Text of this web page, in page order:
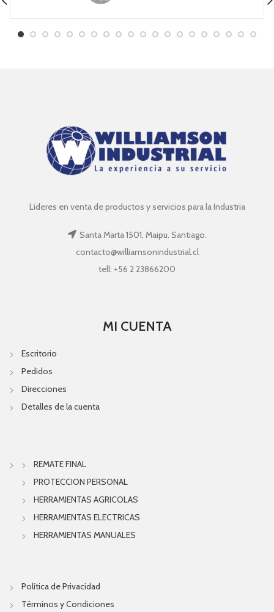
Líderes en venta de productos y servicios para la Industria
Santa Marta 1501, Maipu. Santiago.
contacto@williamsonindustrial.cl
tell: +56 2 23866200
MI CUENTA
Escritorio
Pedidos
Direcciones
Detalles de la cuenta
REMATE FINAL
PROTECCION PERSONAL
HERRAMIENTAS AGRICOLAS
HERRAMIENTAS ELECTRICAS
HERRAMIENTAS MANUALES
Política de Privacidad
Términos y Condiciones